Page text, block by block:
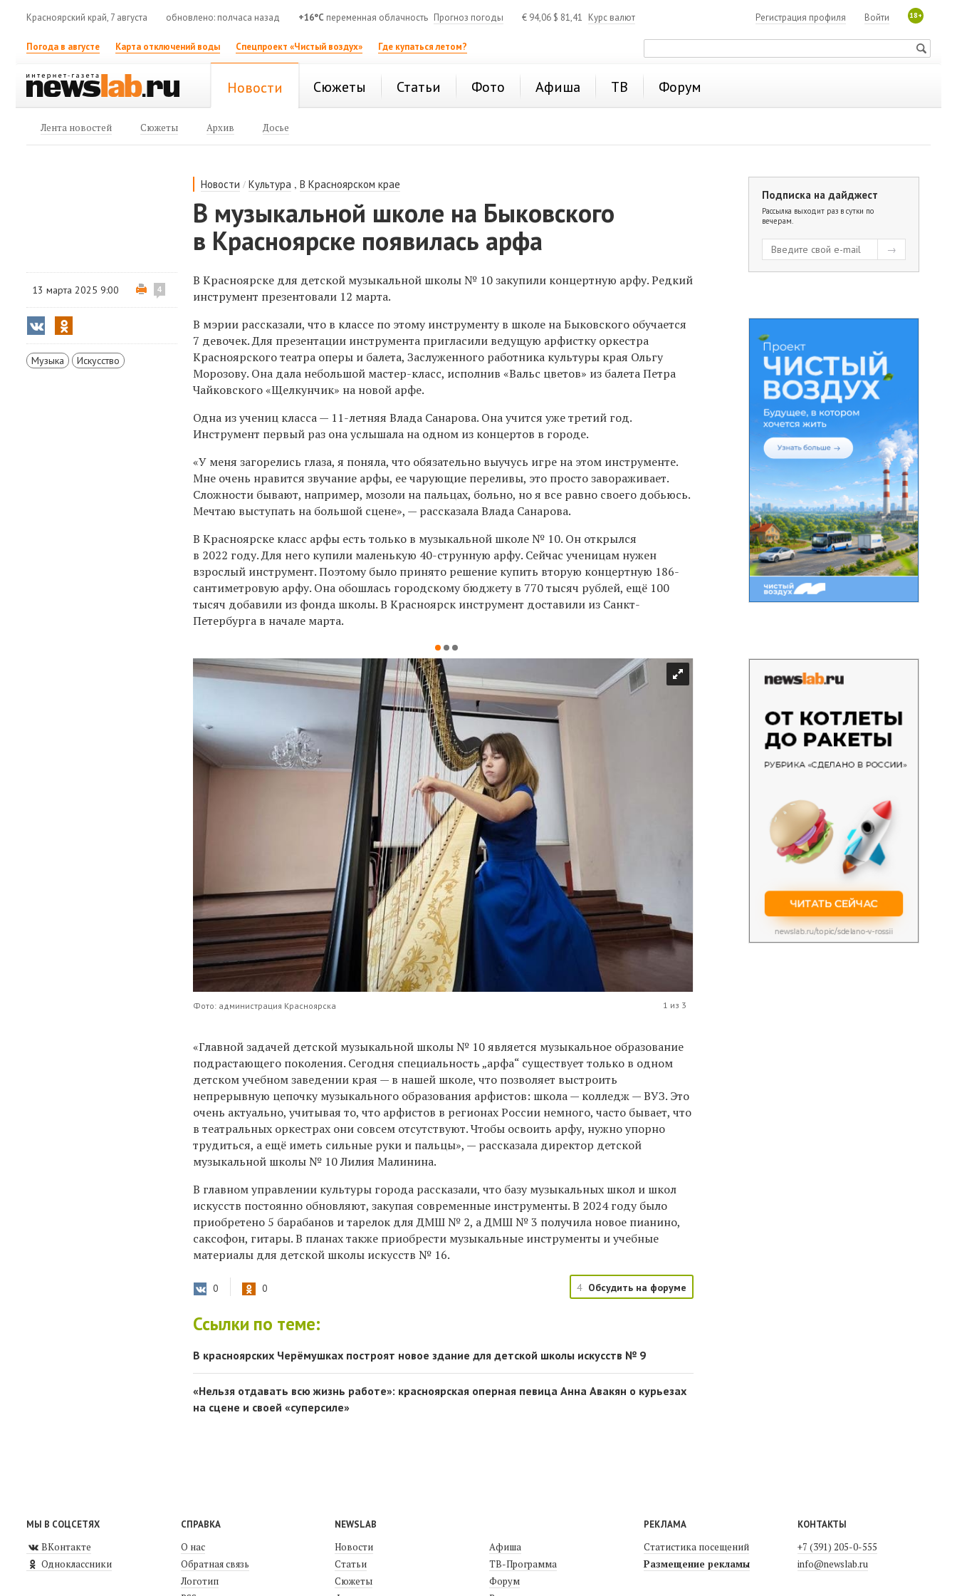
Красноярский край, 7 августа обновлено: полчаса назад +16°C переменная облачность Прогноз погоды € 94,06 $ 81,41 Курс валют 18+
Войти
Регистрация профиля
Погода в августе Карта отключений воды Спецпроект «Чистый воздух» Где купаться летом?
Новости Сюжеты Статьи Фото Афиша ТВ Форум
Лента новостей Сюжеты Архив Досье
Новости /Культура ,В Красноярском крае
В музыкальной школе на Быковского
в Красноярске появилась арфа
13 марта 2025 9:00 4
Музыка Искусство
В Красноярске для детской музыкальной школы № 10 закупили концертную арфу. Редкий
инструмент презентовали 12 марта.
В мэрии рассказали, что в классе по этому инструменту в школе на Быковского обучается
7 девочек. Для презентации инструмента пригласили ведущую арфистку оркестра
Красноярского театра оперы и балета, Заслуженного работника культуры края Ольгу
Морозову. Она дала небольшой мастер-класс, исполнив «Вальс цветов» из балета Петра
Чайковского «Щелкунчик» на новой арфе.
Одна из учениц класса — 11-летняя Влада Санарова. Она учится уже третий год.
Инструмент первый раз она услышала на одном из концертов в городе.
«У меня загорелись глаза, я поняла, что обязательно выучусь игре на этом инструменте.
Мне очень нравится звучание арфы, ее чарующие переливы, это просто завораживает.
Сложности бывают, например, мозоли на пальцах, больно, но я все равно своего добьюсь.
Мечтаю выступать на большой сцене», — рассказала Влада Санарова.
В Красноярске класс арфы есть только в музыкальной школе № 10. Он открылся
в 2022 году. Для него купили маленькую 40-струнную арфу. Сейчас ученицам нужен
взрослый инструмент. Поэтому было принято решение купить вторую концертную 186-
сантиметровую арфу. Она обошлась городскому бюджету в 770 тысяч рублей, ещё 100
тысяч добавили из фонда школы. В Красноярск инструмент доставили из Санкт-
Петербурга в начале марта.
Фото: администрация Красноярска 1 из 3
«Главной задачей детской музыкальной школы № 10 является музыкальное образование
подрастающего поколения. Сегодня специальность „арфа“ существует только в одном
детском учебном заведении края — в нашей школе, что позволяет выстроить
непрерывную цепочку музыкального образования арфистов: школа — колледж — ВУЗ. Это
очень актуально, учитывая то, что арфистов в регионах России немного, часто бывает, что
в театральных оркестрах они совсем отсутствуют. Чтобы освоить арфу, нужно упорно
трудиться, а ещё иметь сильные руки и пальцы», — рассказала директор детской
музыкальной школы № 10 Лилия Малинина.
В главном управлении культуры города рассказали, что базу музыкальных школ и школ
искусств постоянно обновляют, закупая современные инструменты. В 2024 году было
приобретено 5 барабанов и тарелок для ДМШ № 2, а ДМШ № 3 получила новое пианино,
саксофон, гитары. В планах также приобрести музыкальные инструменты и учебные
материалы для детской школы искусств № 16.
0 0 4 Обсудить на форуме
Ссылки по теме:
В красноярских Черёмушках построят новое здание для детской школы искусств № 9
«Нельзя отдавать всю жизнь работе»: красноярская оперная певица Анна Авакян о курьезах
на сцене и своей «суперсиле»
Подписка на дайджест
Рассылка выходит раз в сутки по
вечерам.
МЫ В СОЦСЕТЯХ
ВКонтакте
Одноклассники
СПРАВКА
О нас
Обратная связь
Логотип
NEWSLAB
Новости
Статьи
Сюжеты
Афиша
ТВ-Программа
Форум
РЕКЛАМА
Статистика посещений
Размещение рекламы
КОНТАКТЫ
+7 (391) 205-0-555
info@newslab.ru